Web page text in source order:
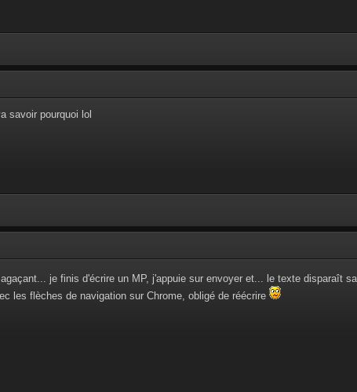
savoir pourquoi lol
je finis d'écrire un MP, j'appuie sur envoyer et... le texte disparaît
les flèches de navigation sur Chrome, obligé de réécrire